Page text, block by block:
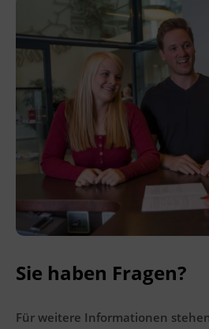
Ingenieurzertifizierung
Sie haben Fragen?
Für weitere Informationen